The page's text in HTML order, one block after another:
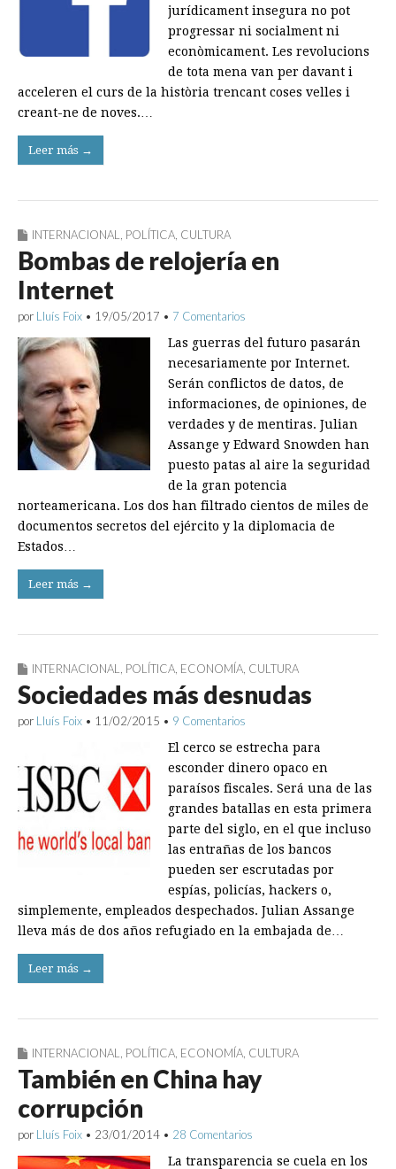
jurídicament insegura no pot
progressar ni socialment ni
econòmicament. Les revolucions
de tota mena van per davant i
acceleren el curs de la història trencant coses velles i
creant-ne de noves.…
Leer más →
INTERNACIONAL, POLÍTICA, CULTURA
Bombas de relojería en
Internet
por Lluís Foix • 19/05/2017 • 7 Comentarios
Las guerras del futuro pasarán
necesariamente por Internet.
Serán conflictos de datos, de
informaciones, de opiniones, de
verdades y de mentiras. Julian
Assange y Edward Snowden han
puesto patas al aire la seguridad
de la gran potencia
norteamericana. Los dos han filtrado cientos de miles de
documentos secretos del ejército y la diplomacia de
Estados…
Leer más →
INTERNACIONAL, POLÍTICA, ECONOMÍA, CULTURA
Sociedades más desnudas
por Lluís Foix • 11/02/2015 • 9 Comentarios
El cerco se estrecha para
esconder dinero opaco en
paraísos fiscales. Será una de las
grandes batallas en esta primera
parte del siglo, en el que incluso
las entrañas de los bancos
pueden ser escrutadas por
espías, policías, hackers o,
simplemente, empleados despechados. Julian Assange
lleva más de dos años refugiado en la embajada de…
Leer más →
INTERNACIONAL POLÍTICA ECONOMÍA CULTURA
También en China hay
corrupción
por Lluís Foix • 23/01/2014 • 28 Comentarios
La transparencia se cuela en los